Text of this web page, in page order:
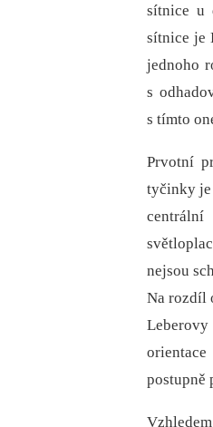
sítnice u
sítnice je
jednoho
s
s tímto
Prvotní
tyčinky je
nejsou
Na rozdíl
postupně